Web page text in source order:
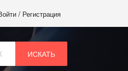
/ Регистрация